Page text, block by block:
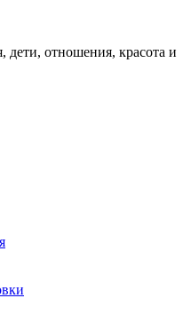
дети, отношения, красота и